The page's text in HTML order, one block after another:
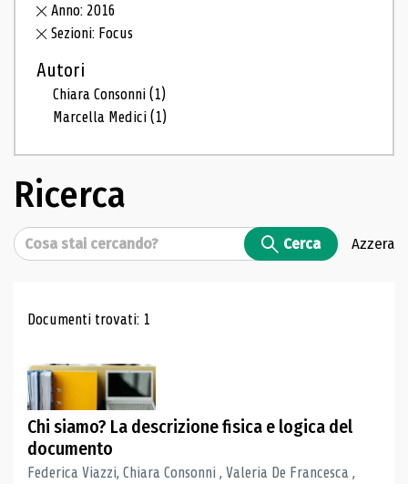
Anno: 2016
Sezioni: Focus
Autori
Chiara Consonni(1)
Marcella Medici(1)
Ricerca
Cerca Cerca Azzera
Risultati di ricerca
Documenti trovati: 1
Chi siamo? La descrizione fisica e logica del
documento
Federica Viazzi, Chiara Consonni , Valeria De Francesca ,